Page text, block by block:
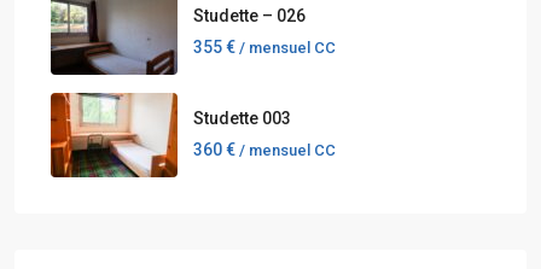
Studette – 026
355 € / mensuel CC
Studette 003
360 € / mensuel CC